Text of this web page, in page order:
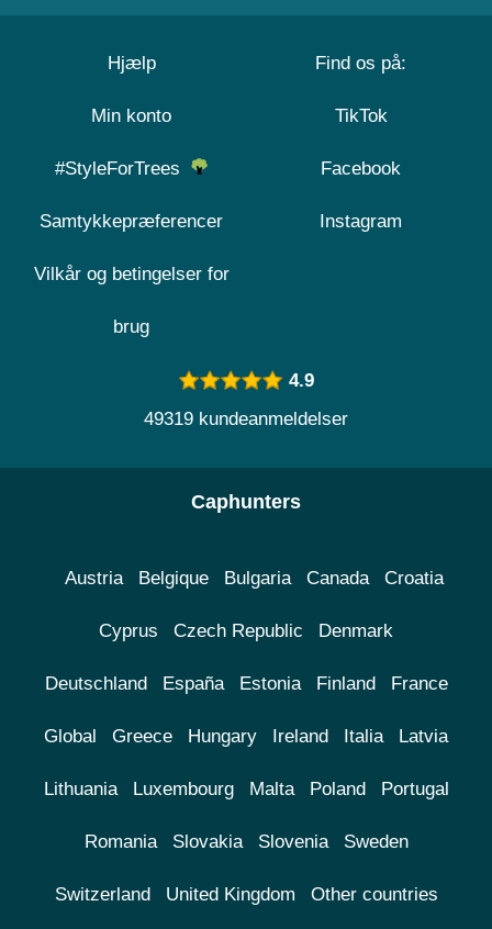
Hjælp
Min konto
#StyleForTrees
Samtykkepræferencer
Vilkår og betingelser for
brug
Find os på:
TikTok
Facebook
Instagram
4.9
49319 kundeanmeldelser
Caphunters
Austria Belgique Bulgaria Canada Croatia
Cyprus Czech Republic Denmark
Deutschland España Estonia Finland France
Global Greece Hungary Ireland Italia Latvia
Lithuania Luxembourg Malta Poland Portugal
Romania Slovakia Slovenia Sweden
Switzerland United Kingdom Other countries